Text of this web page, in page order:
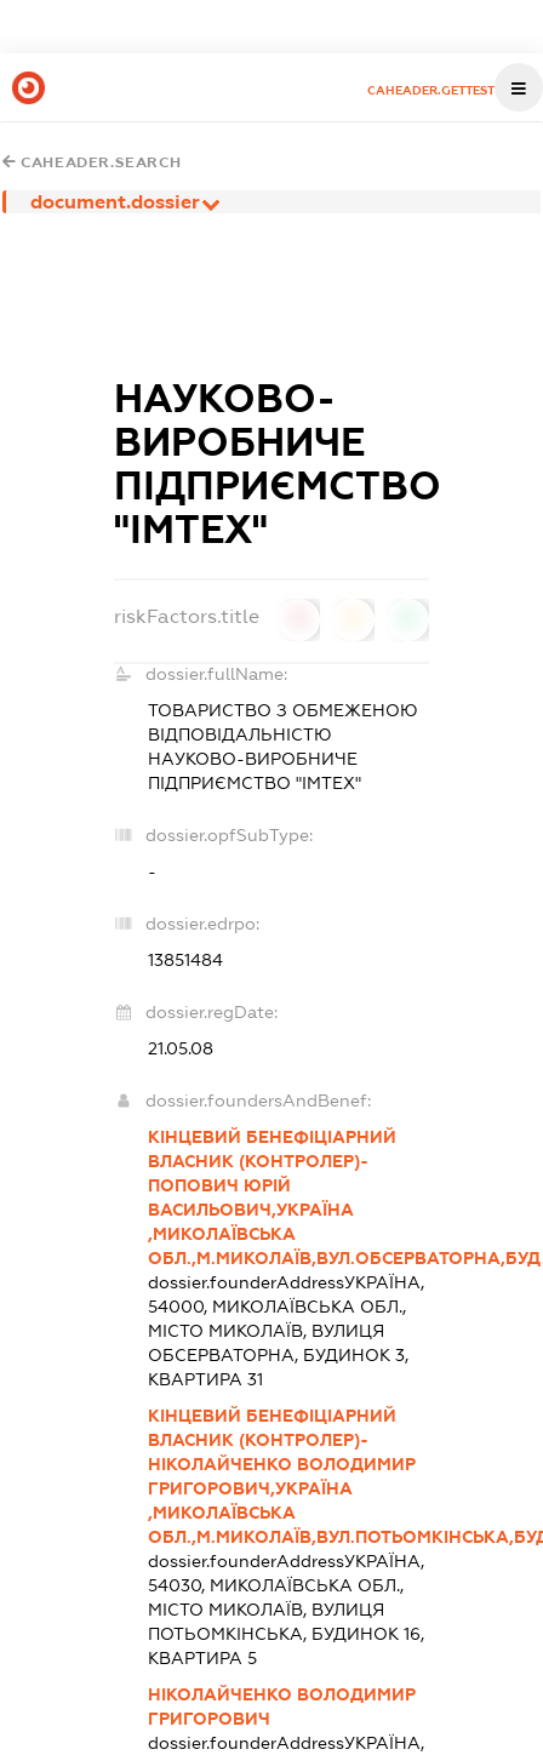
CAHEADER.GETTEST
CAHEADER.SEARCH
document.dossier
НАУКОВО-
ВИРОБНИЧЕ
ПІДПРИЄМСТВО
"ІМТЕХ"
riskFactors.title
dossier.fullName:
ТОВАРИСТВО З ОБМЕЖЕНОЮ
ВІДПОВІДАЛЬНІСТЮ
НАУКОВО-ВИРОБНИЧЕ
ПІДПРИЄМСТВО "ІМТЕХ"
dossier.opfSubType:
-
dossier.edrpo:
13851484
dossier.regDate:
21.05.08
dossier.foundersAndBenef:
КІНЦЕВИЙ БЕНЕФІЦІАРНИЙ
ВЛАСНИК (КОНТРОЛЕР)-
ПОПОВИЧ ЮРІЙ
ВАСИЛЬОВИЧ,УКРАЇНА
,МИКОЛАЇВСЬКА
dossier.founderAddressУКРАЇНА,
54000, МИКОЛАЇВСЬКА ОБЛ.,
МІСТО МИКОЛАЇВ, ВУЛИЦЯ
ОБСЕРВАТОРНА, БУДИНОК 3,
КВАРТИРА 31
КІНЦЕВИЙ БЕНЕФІЦІАРНИЙ
ВЛАСНИК (КОНТРОЛЕР)-
НІКОЛАЙЧЕНКО ВОЛОДИМИР
ГРИГОРОВИЧ,УКРАЇНА
,МИКОЛАЇВСЬКА
dossier.founderAddressУКРАЇНА,
54030, МИКОЛАЇВСЬКА ОБЛ.,
МІСТО МИКОЛАЇВ, ВУЛИЦЯ
ПОТЬОМКІНСЬКА, БУДИНОК 16,
КВАРТИРА 5
НІКОЛАЙЧЕНКО ВОЛОДИМИР
ГРИГОРОВИЧ
dossier.founderAddressУКРАЇНА,